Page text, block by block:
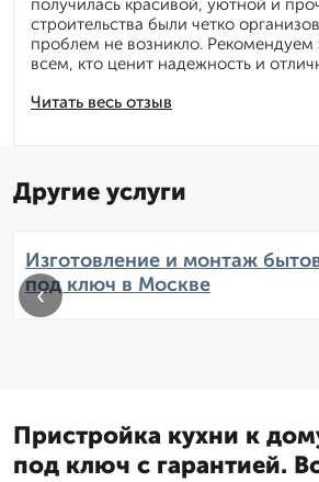
Читать весь отзыв
получилась красивой, уютной и
строительства были четко
проблем не возникло.
всем, кто ценит надежность и
Другие услуги
Изготовление и монтаж
под ключ в Москве
‹
Пристройка кухни к
под ключ с гарантией.